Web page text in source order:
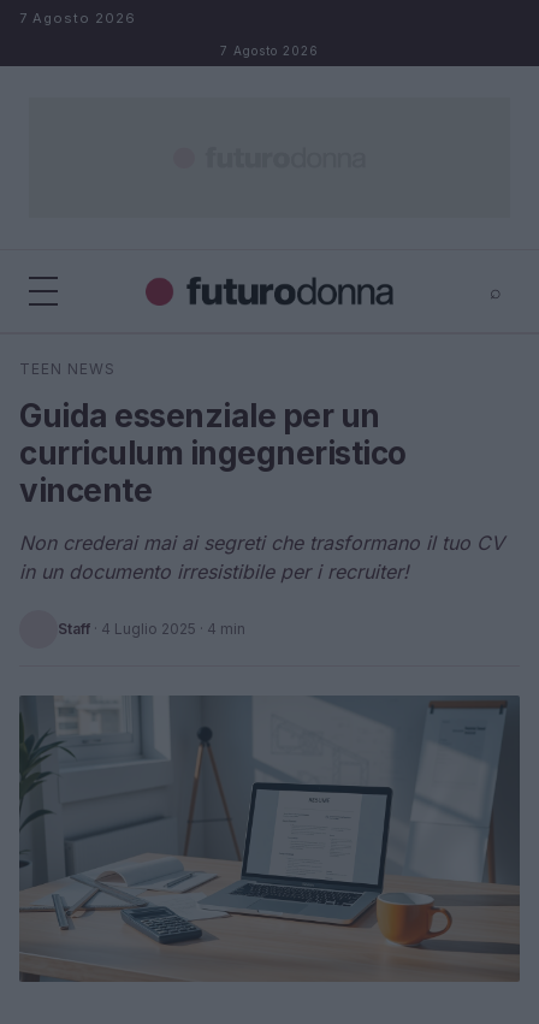
Salta al contenuto
7 Agosto 2026
7 Agosto 2026
⌕
Cerca
TEEN NEWS
Guida essenziale per un
curriculum ingegneristico
vincente
Non crederai mai ai segreti che trasformano il tuo CV
in un documento irresistibile per i recruiter!
Staff · 4 Luglio 2025 · 4 min